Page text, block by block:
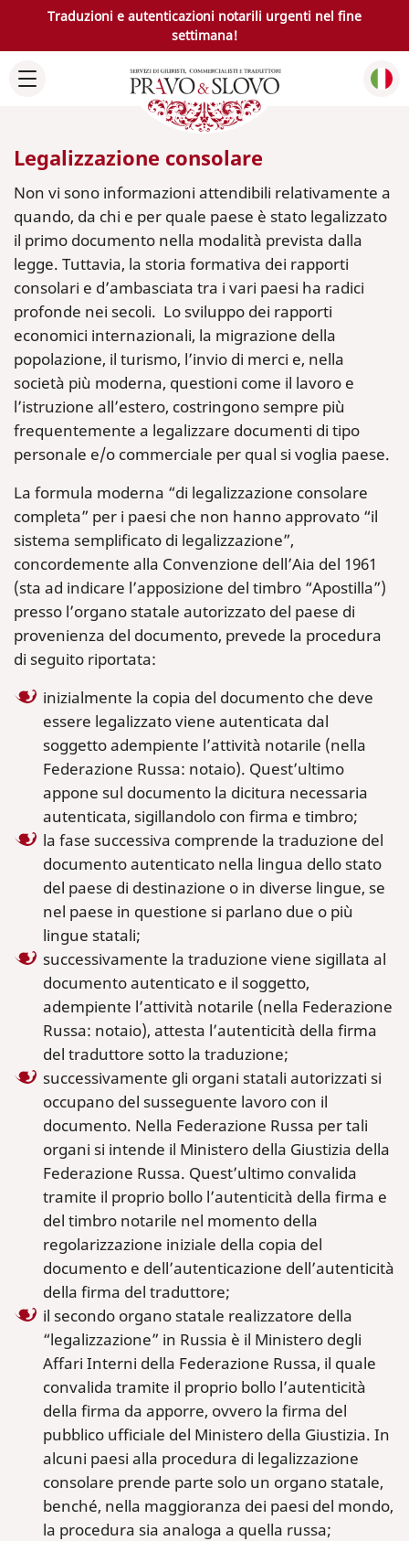
Traduzioni e autenticazioni notarili urgenti nel fine
settimana!
Legalizzazione consolare
Non vi sono informazioni attendibili relativamente a
quando, da chi e per quale paese è stato legalizzato
il primo documento nella modalità prevista dalla
legge. Tuttavia, la storia formativa dei rapporti
consolari e d’ambasciata tra i vari paesi ha radici
profonde nei secoli. Lo sviluppo dei rapporti
economici internazionali, la migrazione della
popolazione, il turismo, l’invio di merci e, nella
società più moderna, questioni come il lavoro e
l’istruzione all’estero, costringono sempre più
frequentemente a legalizzare documenti di tipo
personale e/o commerciale per qual si voglia paese.
La formula moderna “di legalizzazione consolare
completa” per i paesi che non hanno approvato “il
sistema semplificato di legalizzazione”,
concordemente alla Convenzione dell’Aia del 1961
(sta ad indicare l’apposizione del timbro “Apostilla”)
presso l’organo statale autorizzato del paese di
provenienza del documento, prevede la procedura
di seguito riportata:
inizialmente la copia del documento che deve
essere legalizzato viene autenticata dal
soggetto adempiente l’attività notarile (nella
Federazione Russa: notaio). Quest’ultimo
appone sul documento la dicitura necessaria
autenticata, sigillandolo con firma e timbro;
la fase successiva comprende la traduzione del
documento autenticato nella lingua dello stato
del paese di destinazione o in diverse lingue, se
nel paese in questione si parlano due o più
lingue statali;
successivamente la traduzione viene sigillata al
documento autenticato e il soggetto,
adempiente l’attività notarile (nella Federazione
Russa: notaio), attesta l’autenticità della firma
del traduttore sotto la traduzione;
successivamente gli organi statali autorizzati si
occupano del susseguente lavoro con il
documento. Nella Federazione Russa per tali
organi si intende il Ministero della Giustizia della
Federazione Russa. Quest’ultimo convalida
tramite il proprio bollo l’autenticità della firma e
del timbro notarile nel momento della
regolarizzazione iniziale della copia del
documento e dell’autenticazione dell’autenticità
della firma del traduttore;
il secondo organo statale realizzatore della
“legalizzazione” in Russia è il Ministero degli
Affari Interni della Federazione Russa, il quale
convalida tramite il proprio bollo l’autenticità
della firma da apporre, ovvero la firma del
pubblico ufficiale del Ministero della Giustizia. In
alcuni paesi alla procedura di legalizzazione
consolare prende parte solo un organo statale,
benché, nella maggioranza dei paesi del mondo,
la procedura sia analoga a quella russa;